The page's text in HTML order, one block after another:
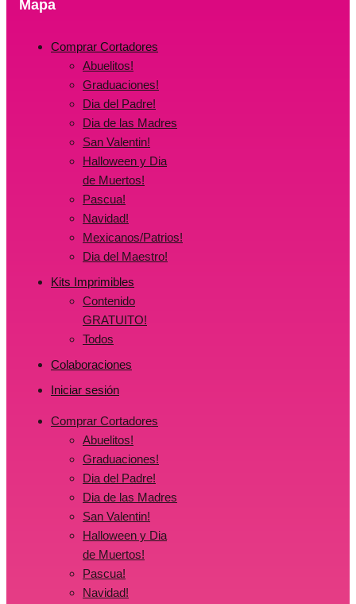
Mapa
Comprar Cortadores
Abuelitos!
Graduaciones!
Dia del Padre!
Dia de las Madres
San Valentin!
Halloween y Dia
de Muertos!
Pascua!
Navidad!
Mexicanos/Patrios!
Dia del Maestro!
Kits Imprimibles
Contenido
GRATUITO!
Todos
Colaboraciones
Iniciar sesión
Comprar Cortadores
Abuelitos!
Graduaciones!
Dia del Padre!
Dia de las Madres
San Valentin!
Halloween y Dia
de Muertos!
Pascua!
Navidad!